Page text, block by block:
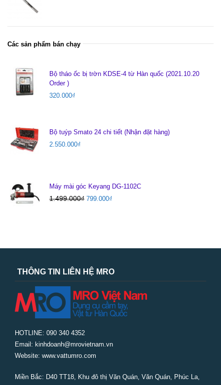
Các sản phẩm bán chạy
Bộ tháo ốc bị trờn KDSE-4 từ Hàn quốc (2021.10.20
Order )
320.000₫
Bộ tuýp Smato 24 chi tiết (Nhận đặt hàng)
2.550.000₫
Máy mài góc Keyang DG-1102C
1.499.000₫ 799.000₫
THÔNG TIN LIÊN HỆ MRO
HOTLINE: 090 340 4352
Email: kinhdoanh@mrovietnam.vn
Website: www.vattumro.com
Miền Bắc: D40 TT18, Khu đô thị Văn Quán, Văn Quán, Phúc La,